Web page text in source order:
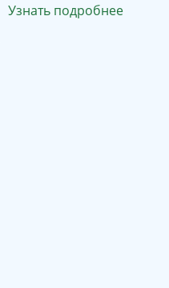
Узнать подробнее